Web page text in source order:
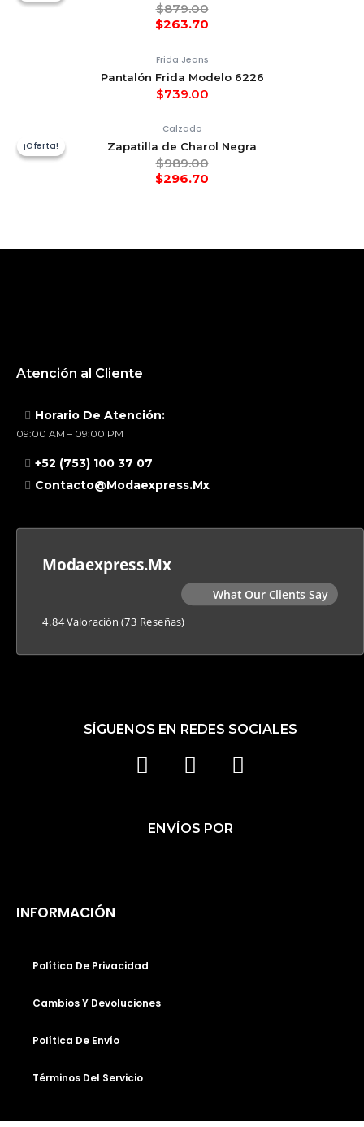
$879.00
$263.70
Frida Jeans
Pantalón Frida Modelo 6226
$739.00
¡Oferta!
¡Oferta!
Calzado
Zapatilla de Charol Negra
$989.00
$296.70
INFORMACIÓN
Política De Privacidad
Cambios Y Devoluciones
Política De Envío
Términos Del Servicio
SÍGUENOS EN REDES SOCIALES
F
C
E
I
S
T
T
ENVÍOS POR
Atención al Cliente
Horario De Atención:
09:00 AM – 09:00 PM
+52 (753) 100 37 07
Contacto@modaexpress.mx
Modaexpress.mx
What Our Clients Say
4.84 Valoración (73 Reseñas)